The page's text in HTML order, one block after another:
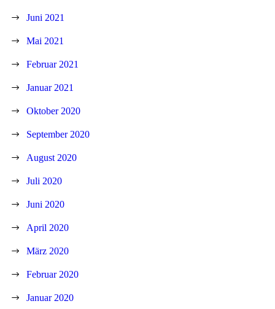
Juni 2021
Mai 2021
Februar 2021
Januar 2021
Oktober 2020
September 2020
August 2020
Juli 2020
Juni 2020
April 2020
März 2020
Februar 2020
Januar 2020